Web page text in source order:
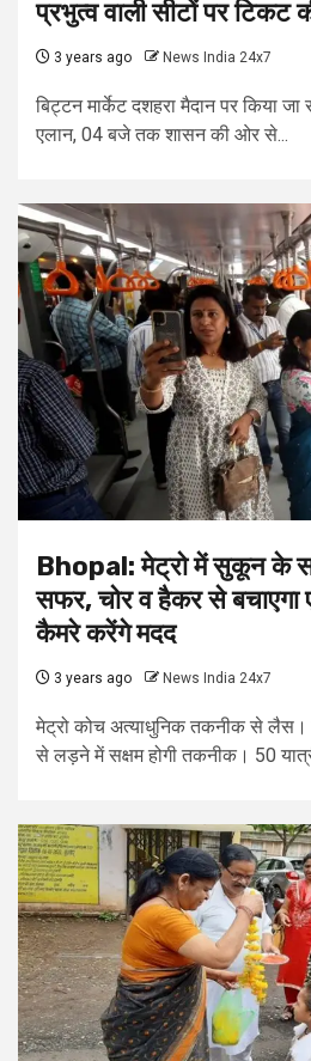
प्रभुत्व वाली सीटों पर टिकट
3 years ago News India 24x7
बिट्टन मार्केट दशहरा मैदान पर किया
एलान, 04 बजे तक शासन की ओर से...
Bhopal: मेट्रो में सुकून के
सफर, चोर व हैकर से बचाएगा
कैमरे करेंगे मदद
3 years ago News India 24x7
मेट्रो कोच अत्याधुनिक तकनीक से लैस।
से लड़ने में सक्षम होगी तकनीक। 50